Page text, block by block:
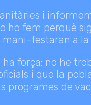
i
fem perquè
festaran a la
ha força: no he
i que la
programes de